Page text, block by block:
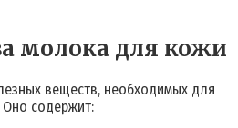
молока для кожи
веществ, необходимых для
содержит: